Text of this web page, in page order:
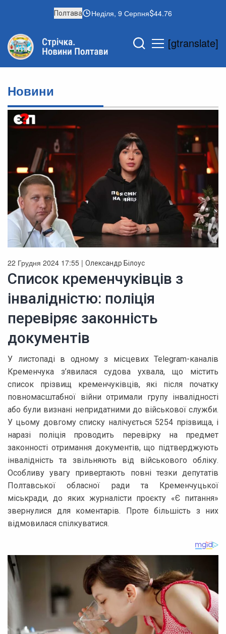
Полтава Неділя, 9 Серпня 44.76
[gtranslate]
Новини
22 Грудня 2024 17:55 | Олександр Білоус
Список кременчуківців з
інвалідністю: поліція
перевіряє законність
документів
У листопаді в одному з місцевих Telegram-каналів
Кременчука з’явилася судова ухвала, що містить
список прізвищ кременчуківців, які після початку
повномасштабної війни отримали групу інвалідності
або були визнані непридатними до військової служби.
У цьому довгому списку налічується 5254 прізвища, і
наразі поліція проводить перевірку на предмет
законності отримання документів, що підтверджують
інвалідність та звільняють від військового обліку.
Особливу увагу привертають повні тезки депутатів
Полтавської обласної ради та Кременчуцької
міськради, до яких журналісти проєкту «Є питання»
звернулися для коментарів. Проте більшість з них
відмовилася спілкуватися.